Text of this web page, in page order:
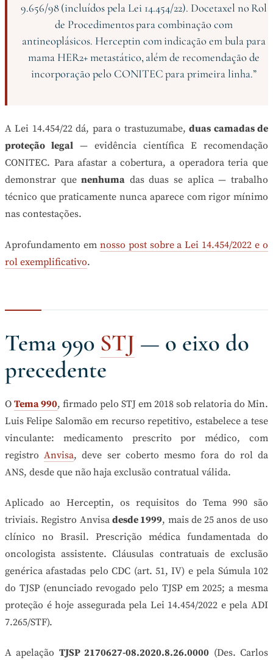
9.656/98 (incluídos pela Lei 14.454/22). Docetaxel no Rol
de Procedimentos para combinação com
antineoplásicos. Herceptin com indicação em bula para
mama HER2+ metastático, além de recomendação de
incorporação pelo CONITEC para primeira linha.”
A Lei 14.454/22 dá, para o trastuzumabe,duas camadas de
proteção legal — evidência científica E recomendação
CONITEC. Para afastar a cobertura, a operadora teria que
demonstrar quenenhuma das duas se aplica — trabalho
técnico que praticamente nunca aparece com rigor mínimo
nas contestações.
Aprofundamento em nosso post sobre a Lei 14.454/2022 e o
rol exemplificativo.
Tema 990 STJ — o eixo do
precedente
O Tema 990, firmado pelo STJ em 2018 sob relatoria do Min.
Luis Felipe Salomão em recurso repetitivo, estabelece a tese
vinculante: medicamento prescrito por médico, com
registroAnvisa, deve ser coberto mesmo fora do rol da
ANS, desde que não haja exclusão contratual válida.
Aplicado ao Herceptin, os requisitos do Tema 990 são
triviais. Registro Anvisa desde 1999, mais de 25 anos de uso
clínico no Brasil. Prescrição médica fundamentada do
oncologista assistente. Cláusulas contratuais de exclusão
genérica afastadas pelo CDC (art. 51, IV) e pela Súmula 102
do TJSP (enunciado revogado pelo TJSP em 2025; a mesma
proteção é hoje assegurada pela Lei 14.454/2022 e pela ADI
7.265/STF).
A apelação TJSP 2170627-08.2020.8.26.0000 (Des. Carlos